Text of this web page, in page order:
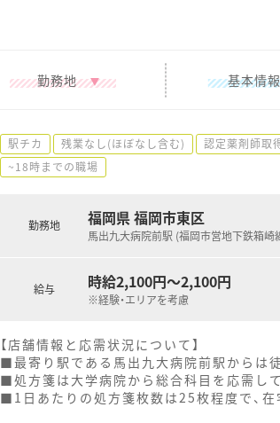
勤務地 基本情報
駅チカ 残業なし(ほぼなし含む) 認定薬剤師取
~18時までの職場
勤務地 福岡県 福岡市東区
馬出九大病院前駅 (福岡市営地下鉄箱崎
給与 時給2,100円～2,100円
※経験・エリアを考慮
【店舗情報と応需状況について】
■最寄り駅である馬出九大病院前駅からは
■処方箋は大学病院から総合科目を応需し
■1日あたりの処方箋枚数は25枚程度で、